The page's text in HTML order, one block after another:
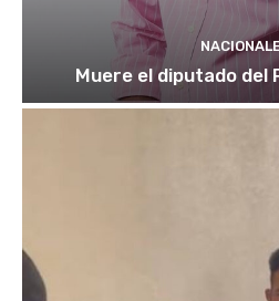
Muere el diputado del